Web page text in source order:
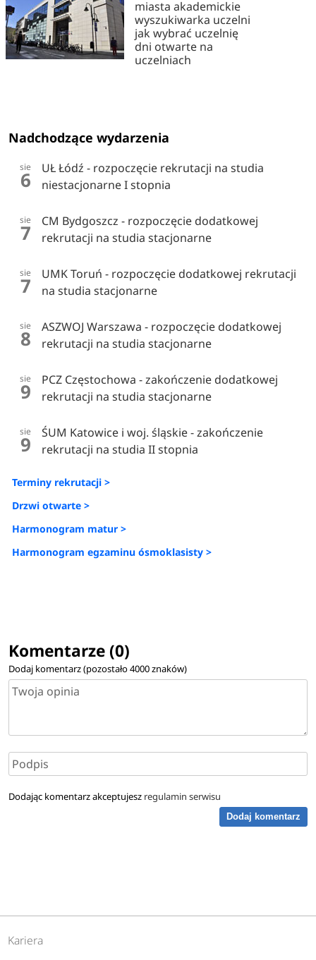
miasta akademickie
wyszukiwarka uczelni
jak wybrać uczelnię
dni otwarte na
uczelniach
Nadchodzące wydarzenia
sie
6
UŁ Łódź - rozpoczęcie rekrutacji na studia
niestacjonarne I stopnia
sie
7
CM Bydgoszcz - rozpoczęcie dodatkowej
rekrutacji na studia stacjonarne
sie
7
UMK Toruń - rozpoczęcie dodatkowej rekrutacji
na studia stacjonarne
sie
8
ASZWOJ Warszawa - rozpoczęcie dodatkowej
rekrutacji na studia stacjonarne
sie
9
PCZ Częstochowa - zakończenie dodatkowej
rekrutacji na studia stacjonarne
sie
9
ŚUM Katowice i woj. śląskie - zakończenie
rekrutacji na studia II stopnia
Terminy rekrutacji >
Drzwi otwarte >
Harmonogram matur >
Harmonogram egzaminu ósmoklasisty >
Komentarze (0)
Dodaj komentarz (pozostało4000znaków)
Dodając komentarz akceptujesz regulamin serwisu
Dodaj komentarz
Kariera